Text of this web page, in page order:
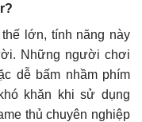
lớn, tính năng này
Những người chơi
dễ bấm nhầm phím
khăn khi sử dụng
thủ chuyên nghiệp